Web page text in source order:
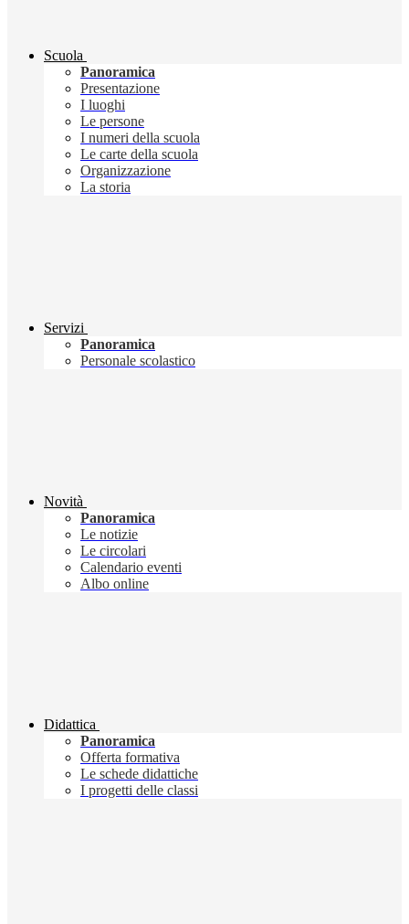
Scuola
Panoramica
Presentazione
I luoghi
Le persone
I numeri della scuola
Le carte della scuola
Organizzazione
La storia
Servizi
Panoramica
Personale scolastico
Novità
Panoramica
Le notizie
Le circolari
Calendario eventi
Albo online
Didattica
Panoramica
Offerta formativa
Le schede didattiche
I progetti delle classi